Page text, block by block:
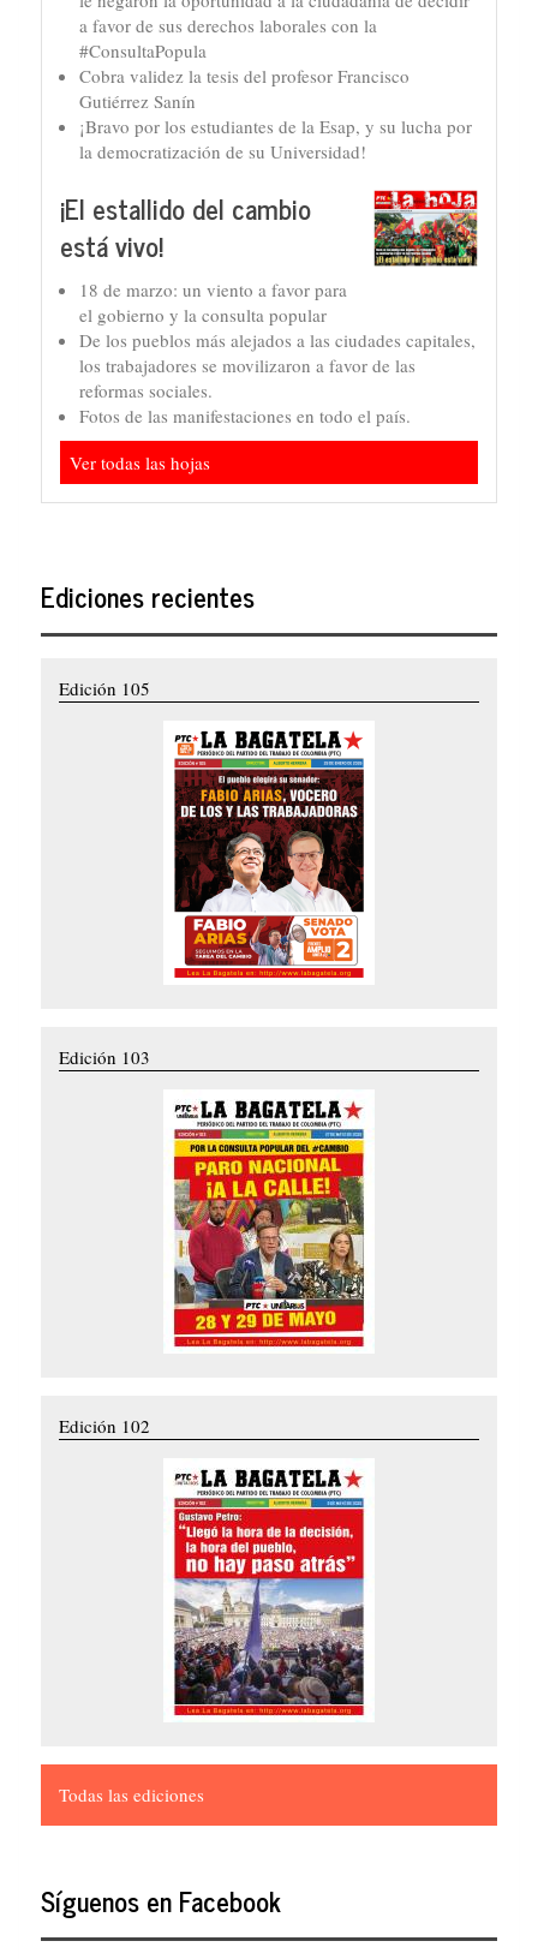
a favor de sus derechos laborales con la
#ConsultaPopula
Cobra validez la tesis del profesor Francisco
Gutiérrez Sanín
¡Bravo por los estudiantes de la Esap, y su lucha por
la democratización de su Universidad!
¡El estallido del cambio
está vivo!
18 de marzo: un viento a favor para
el gobierno y la consulta popular
De los pueblos más alejados a las ciudades capitales,
los trabajadores se movilizaron a favor de las
reformas sociales.
Fotos de las manifestaciones en todo el país.
Ver todas las hojas
Ediciones recientes
Edición 105
Edición 103
Edición 102
Todas las ediciones
Síguenos en Facebook